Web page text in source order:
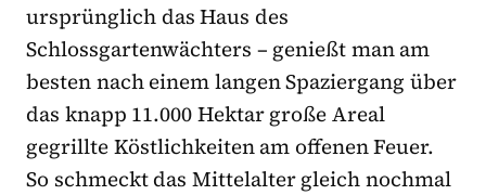
ursprünglich das Haus des
Schlossgartenwächters – genießt man am
besten nach einem langen Spaziergang über
das knapp 11.000 Hektar große Areal
gegrillte Köstlichkeiten am offenen Feuer.
So schmeckt das Mittelalter gleich nochmal